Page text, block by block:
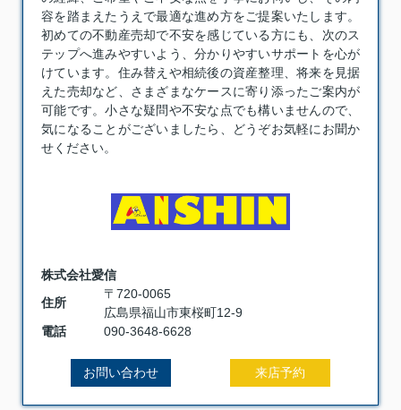
容を踏まえたうえで最適な進め方をご提案いたします。
初めての不動産売却で不安を感じている方にも、次のス
テップへ進みやすいよう、分かりやすいサポートを心が
けています。住み替えや相続後の資産整理、将来を見据
えた売却など、さまざまなケースに寄り添ったご案内が
可能です。小さな疑問や不安な点でも構いませんので、
気になることがございましたら、どうぞお気軽にお聞か
せください。
株式会社愛信
住所
〒720-0065
広島県福山市東桜町12-9
電話
090-3648-6628
お問い合わせ 来店予約